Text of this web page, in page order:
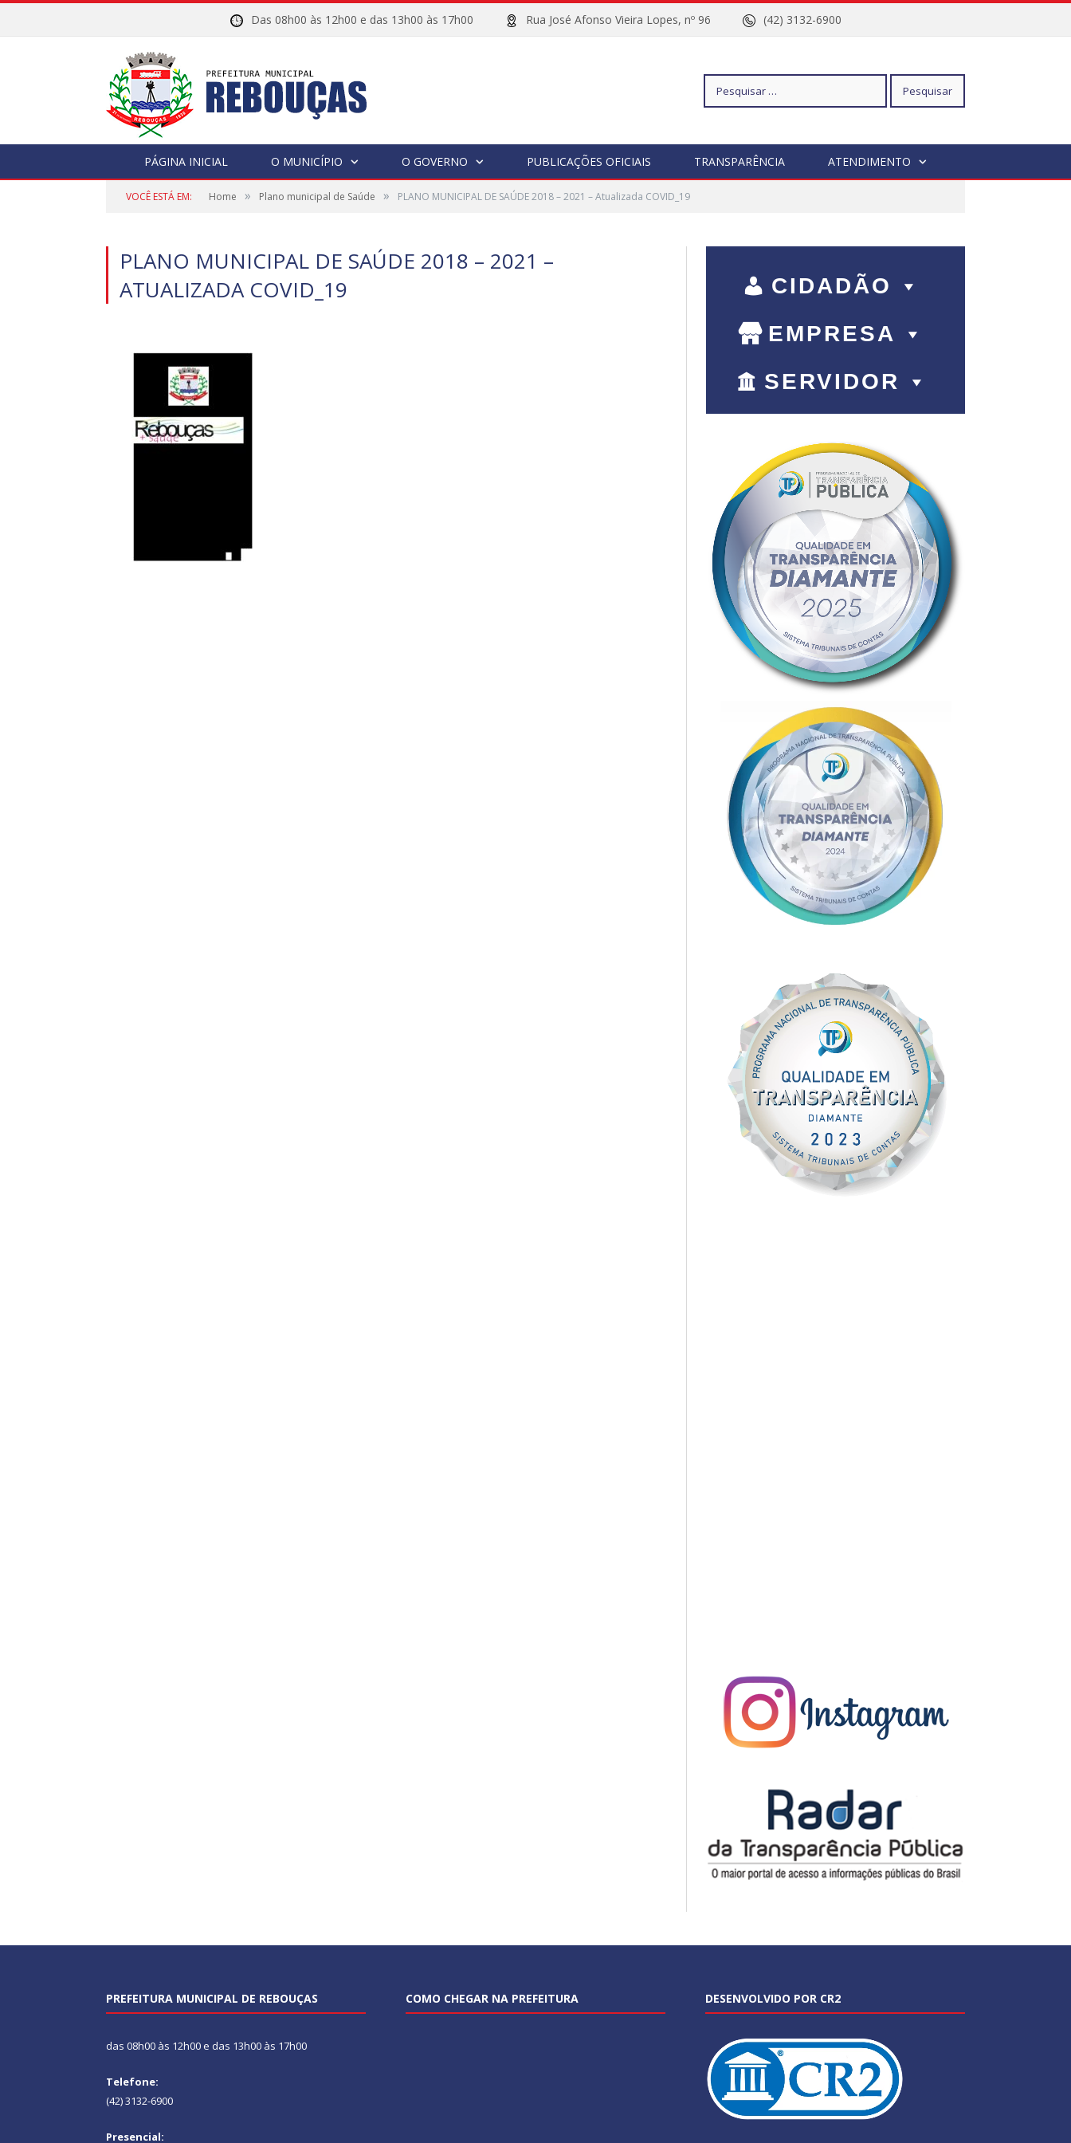
Das 08h00 às 12h00 e das 13h00 às 17h00 Rua José Afonso Vieira Lopes, nº 96 (42) 3132-6900
Pesquisar
PÁGINA INICIAL O MUNICÍPIO O GOVERNO PUBLICAÇÕES OFICIAIS TRANSPARÊNCIA ATENDIMENTO
VOCÊ ESTÁ EM: Home » Plano municipal de Saúde » PLANO MUNICIPAL DE SAÚDE 2018 – 2021 – Atualizada COVID_19
PLANO MUNICIPAL DE SAÚDE 2018 – 2021 –
ATUALIZADA COVID_19
CIDADÃO
EMPRESA
SERVIDOR
PREFEITURA MUNICIPAL DE REBOUÇAS
das 08h00 às 12h00 e das 13h00 às 17h00
Telefone:
(42) 3132-6900
Presencial:
COMO CHEGAR NA PREFEITURA DESENVOLVIDO POR CR2